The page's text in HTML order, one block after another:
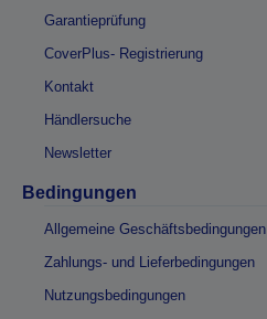
Garantieprüfung
CoverPlus- Registrierung
Kontakt
Händlersuche
Newsletter
Bedingungen
Allgemeine Geschäftsbedingungen
Zahlungs- und Lieferbedingungen
Nutzungsbedingungen